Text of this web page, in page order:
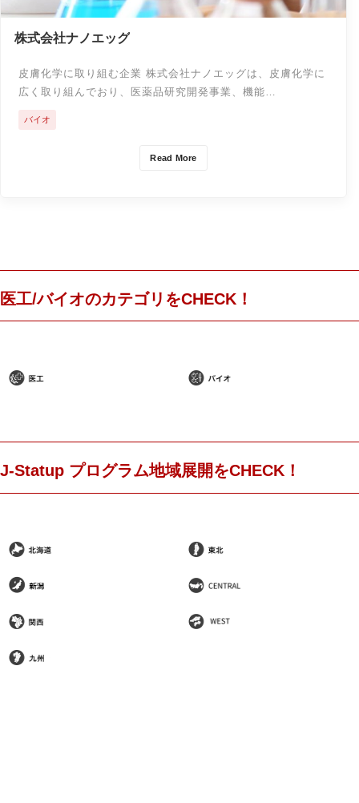
株式会社ナノエッグ
皮膚化学に取り組む企業 株式会社ナノエッグは、皮膚化学に
広く取り組んでおり、医薬品研究開発事業、機能…
Read More
バイオ
医工/バイオのカテゴリをCHECK！
J-Statup プログラム地域展開をCHECK！